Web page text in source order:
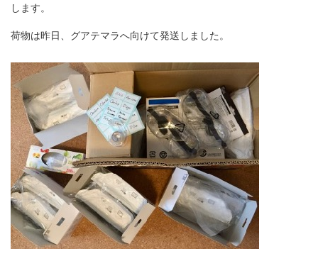
します。
荷物は昨日、グアテマラへ向けて発送しました。